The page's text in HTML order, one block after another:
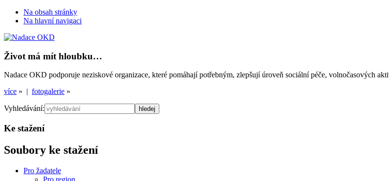
Na obsah stránky
Na hlavní navigaci
Život má mít hloubku…
Nadace OKD podporuje neziskové organizace, které pomáhají potřebným, zlepšují úroveň sociální péče, volnočasových
více » | fotogalerie »
Vyhledávání:
Ke stažení
Soubory ke stažení
Pro žadatele
Pro region